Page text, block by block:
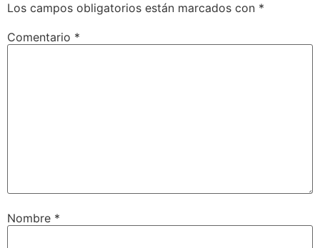
Los campos obligatorios están marcados con *
Comentario *
Nombre *